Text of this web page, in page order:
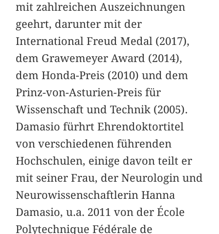
mit zahlreichen Auszeichnungen
geehrt, darunter mit der
International Freud Medal (2017),
dem Grawemeyer Award (2014),
dem Honda-Preis (2010) und dem
Prinz-von-Asturien-Preis für
Wissenschaft und Technik (2005).
Damasio fürhrt Ehrendoktortitel
von verschiedenen führenden
Hochschulen, einige davon teilt er
mit seiner Frau, der Neurologin und
Neurowissenschaftlerin Hanna
Damasio, u.a. 2011 von der École
Polytechnique Fédérale de